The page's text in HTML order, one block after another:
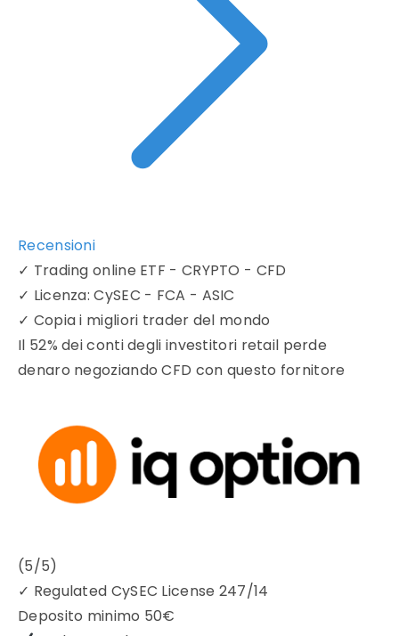
Recensioni
✓ Trading online ETF - CRYPTO - CFD
✓ Licenza: CySEC - FCA - ASIC
✓ Copia i migliori trader del mondo
Il 52% dei conti degli investitori retail perde
denaro negoziando CFD con questo fornitore
(5/5)
✓ Regulated CySEC License 247/14
Deposito minimo 50€